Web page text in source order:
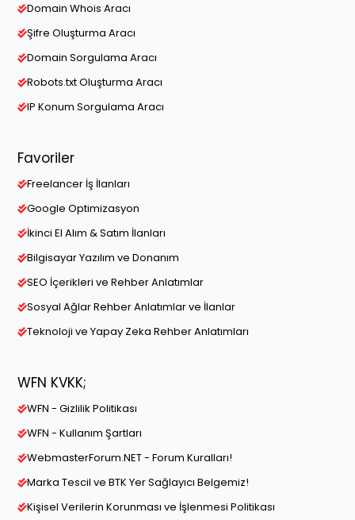
Domain Whois Aracı
Şifre Oluşturma Aracı
Domain Sorgulama Aracı
Robots.txt Oluşturma Aracı
IP Konum Sorgulama Aracı
Favoriler
Freelancer İş İlanları
Google Optimizasyon
İkinci El Alım & Satım İlanları
Bilgisayar Yazılım ve Donanım
SEO İçerikleri ve Rehber Anlatımlar
Sosyal Ağlar Rehber Anlatımlar ve İlanlar
Teknoloji ve Yapay Zeka Rehber Anlatımları
WFN KVKK;
WFN - Gizlilik Politikası
WFN - Kullanım Şartları
WebmasterForum.NET - Forum Kuralları!
Marka Tescil ve BTK Yer Sağlayıcı Belgemiz!
Kişisel Verilerin Korunması ve İşlenmesi Politikası